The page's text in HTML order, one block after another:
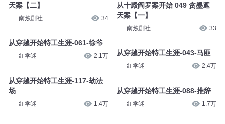
天案【二】
南烛剧社 34
从穿越开始特工生涯-061-徐爷
红学迷 2.1万
从穿越开始特工生涯-117-劫法
场
红学迷 1.4万
从十殿阎罗案开始 049 贪墨遮
天案【一】
南烛剧社 33
从穿越开始特工生涯-043-马匪
红学迷 2.4万
从穿越开始特工生涯-088-推辞
红学迷 1.7万